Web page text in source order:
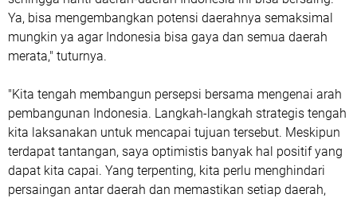
Ya, bisa mengembangkan potensi daerahnya semaksimal
mungkin ya agar Indonesia bisa gaya dan semua daerah
merata," tuturnya.
"Kita tengah membangun persepsi bersama mengenai arah
pembangunan Indonesia. Langkah-langkah strategis tengah
kita laksanakan untuk mencapai tujuan tersebut. Meskipun
terdapat tantangan, saya optimistis banyak hal positif yang
dapat kita capai. Yang terpenting, kita perlu menghindari
persaingan antar daerah dan memastikan setiap daerah,